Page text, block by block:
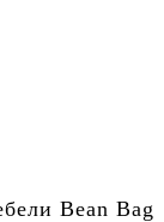
Bean Bag